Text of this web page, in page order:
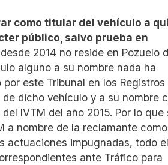
como titular del vehículo a
público, salvo prueba en
2014 no reside en Pozuelo
alguno a su nombre nada ha
este Tribunal en los Registros
dicho vehículo y a su nombre
IVTM del año 2015. Por lo que
a nombre de la reclamante
actuaciones impugnadas, todo
ante Tráfico para